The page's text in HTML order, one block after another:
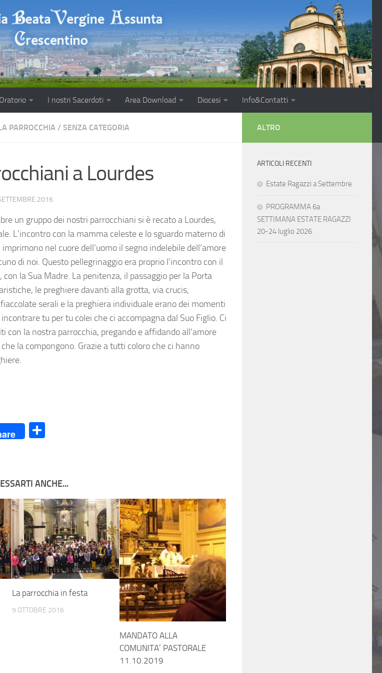
Oratorio I nostri Sacerdoti Area Download Diocesi Info&Contatti
PARROCCHIA / SENZA CATEGORIA
a Lourdes
2016
un gruppo dei nostri parrocchiani si è recato a Lourdes,
L’incontro con la mamma celeste e lo sguardo materno di
nel cuore dell’uomo il segno indelebile dell’amore
di noi. Questo pellegrinaggio era proprio l’incontro con il
con la Sua Madre. La penitenza, il passaggio per la Porta
le preghiere davanti alla grotta, via crucis,
serali e la preghiera individuale erano dei momenti
tu per tu colei che ci accompagna dal Suo Figlio. Ci
con la nostra parrocchia, pregando e affidando all’amore
la compongono. Grazie a tutti coloro che ci hanno
ANCHE...
La parrocchia in festa
9 OTTOBRE 2016
MANDATO ALLA
COMUNITA’ PASTORALE
11.10.2019
ALTRO
ARTICOLI RECENTI
Estate Ragazzi a Settembre
PROGRAMMA 6a
SETTIMANA ESTATE RAGAZZI
20-24 luglio 2026